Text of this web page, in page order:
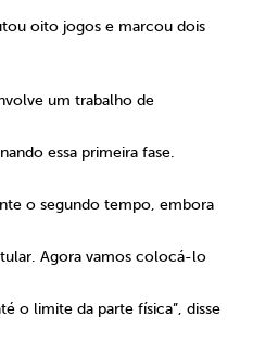
oito jogos e marcou dois
um trabalho de
essa primeira fase.
o segundo tempo, embora
Agora vamos colocá-lo
o limite da parte física”, disse